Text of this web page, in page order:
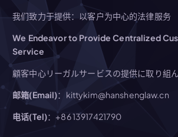
我们致力于提供：以客户为中心的法律服务
We Endeavor to Provide Centralized
Service
顧客中心リーガルサービスの提供に取り組
邮箱(Email)：kittykim@hanshenglaw.cn
电话(Tel)：+86 13917421790